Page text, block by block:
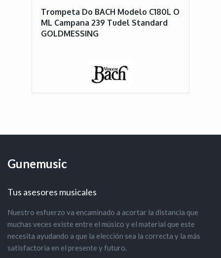
Trompeta Do BACH Modelo C180L O
ML Campana 239 Tudel Standard
GOLDMESSING
Gunemusic
Tus asesores musicales
Nuestro esfuerzo va encaminado a acortar la distancia que
muchas veces existe entre el músico y el material que este
necesita ayudando a que la elección sea la correcta y la más
satisfactoria en el presente y futuro.